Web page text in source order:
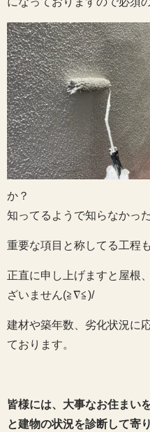
か？
知ってるようで知らなかっ
重要な項目と称してる工程
正直に申し上げますと屋根
ざいません(≧∇≦)/
建材や築年数、劣化状況に
ております。
皆様には、大事なお住まい
と建物の状況を診断して寄